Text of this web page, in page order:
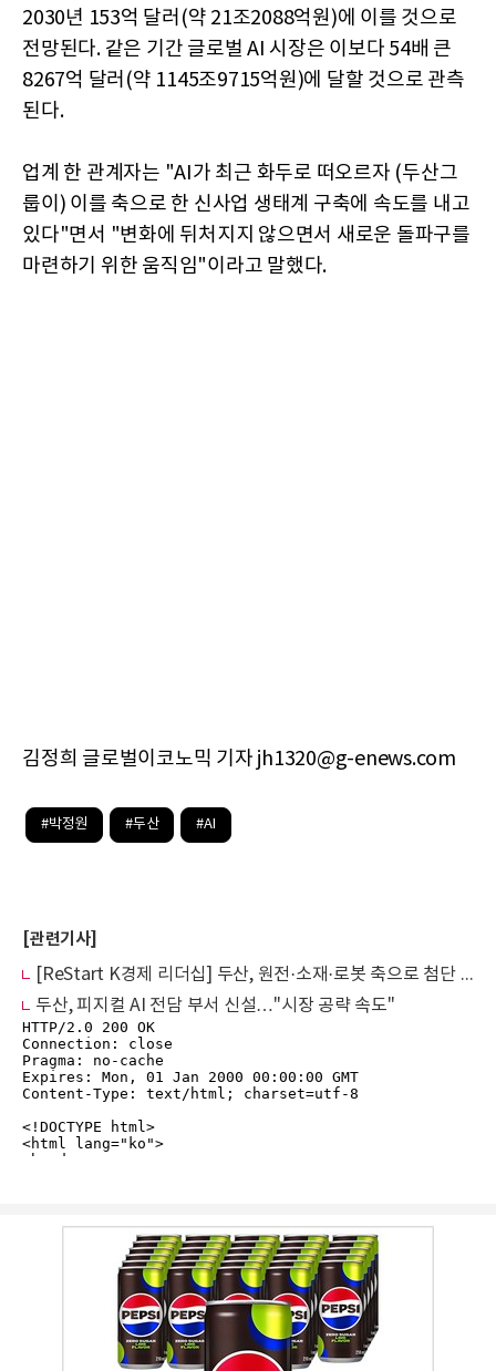
2030년 153억 달러(약 21조2088억원)에 이를 것으로
전망된다. 같은 기간 글로벌 AI 시장은 이보다 54배 큰
8267억 달러(약 1145조9715억원)에 달할 것으로 관측
된다.
업계 한 관계자는 "AI가 최근 화두로 떠오르자 (두산그
룹이) 이를 축으로 한 신사업 생태계 구축에 속도를 내고
있다"면서 "변화에 뒤처지지 않으면서 새로운 돌파구를
마련하기 위한 움직임"이라고 말했다.
김정희 글로벌이코노믹 기자 jh1320@g-enews.com
#박정원 #두산 #AI
[관련기사]
[ReStart K경제 리더십] 두산, 원전·소재·로봇 축으로 첨단 기업 체질 바꾼다
두산, 피지컬 AI 전담 부서 신설…"시장 공략 속도"